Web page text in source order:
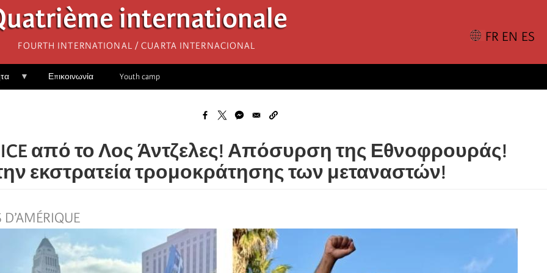
internationale
Fourth International / Cuarta Internacional
Επικοινωνία Youth camp
από το Λος Άντζελες! Απόσυρση της Εθνοφρουράς!
εκστρατεία τρομοκράτησης των μεταναστών!